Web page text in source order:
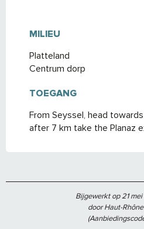
MILIEU
MILIEU
Platteland
Centrum dorp
TOEGANG
TOEGANG
From Seyssel, head
after 7 km take the Planaz
Bijgewerkt op 21
door Haut-